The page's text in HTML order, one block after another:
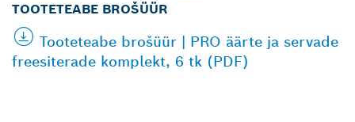
TOOTETEABE BROŠÜÜR
Tooteteabe brošüür | PRO äärte ja servade
freesiterade komplekt, 6 tk (PDF)